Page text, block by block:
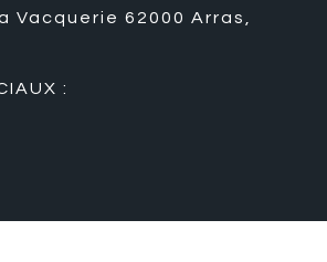
Vacquerie 62000 Arras,
: